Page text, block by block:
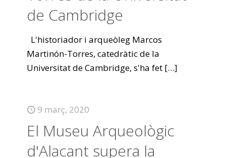
de Cambridge
L'historiador i arqueòleg Marcos
Martinón-Torres, catedràtic de la
Universitat de Cambridge, s'ha fet […]
9 març, 2020
El Museu Arqueològic
d'Alacant supera la